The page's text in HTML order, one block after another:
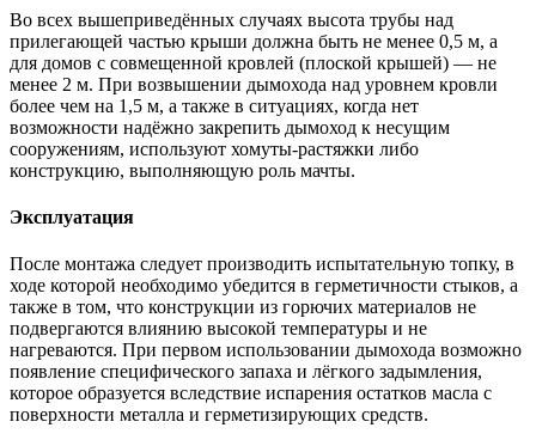
Во всех вышеприведённых случаях высота трубы над
прилегающей частью крыши должна быть не менее 0,5 м, а
для домов с совмещенной кровлей (плоской крышей) — не
менее 2 м. При возвышении дымохода над уровнем кровли
более чем на 1,5 м, а также в ситуациях, когда нет
возможности надёжно закрепить дымоход к несущим
сооружениям, используют хомуты-растяжки либо
конструкцию, выполняющую роль мачты.
Эксплуатация
После монтажа следует производить испытательную топку, в
ходе которой необходимо убедится в герметичности стыков, а
также в том, что конструкции из горючих материалов не
подвергаются влиянию высокой температуры и не
нагреваются. При первом использовании дымохода возможно
появление специфического запаха и лёгкого задымления,
которое образуется вследствие испарения остатков масла с
поверхности металла и герметизирующих средств.